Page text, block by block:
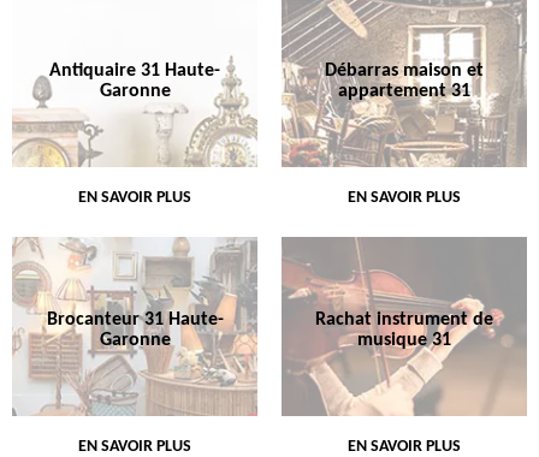
Antiquaire 31 Haute-
Garonne
EN SAVOIR PLUS
Débarras maison et
appartement 31
EN SAVOIR PLUS
Brocanteur 31 Haute-
Garonne
EN SAVOIR PLUS
Rachat instrument de
musique 31
EN SAVOIR PLUS